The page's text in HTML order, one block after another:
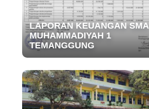
LAPORAN KEUANGAN SMA
MUHAMMADIYAH 1
TEMANGGUNG